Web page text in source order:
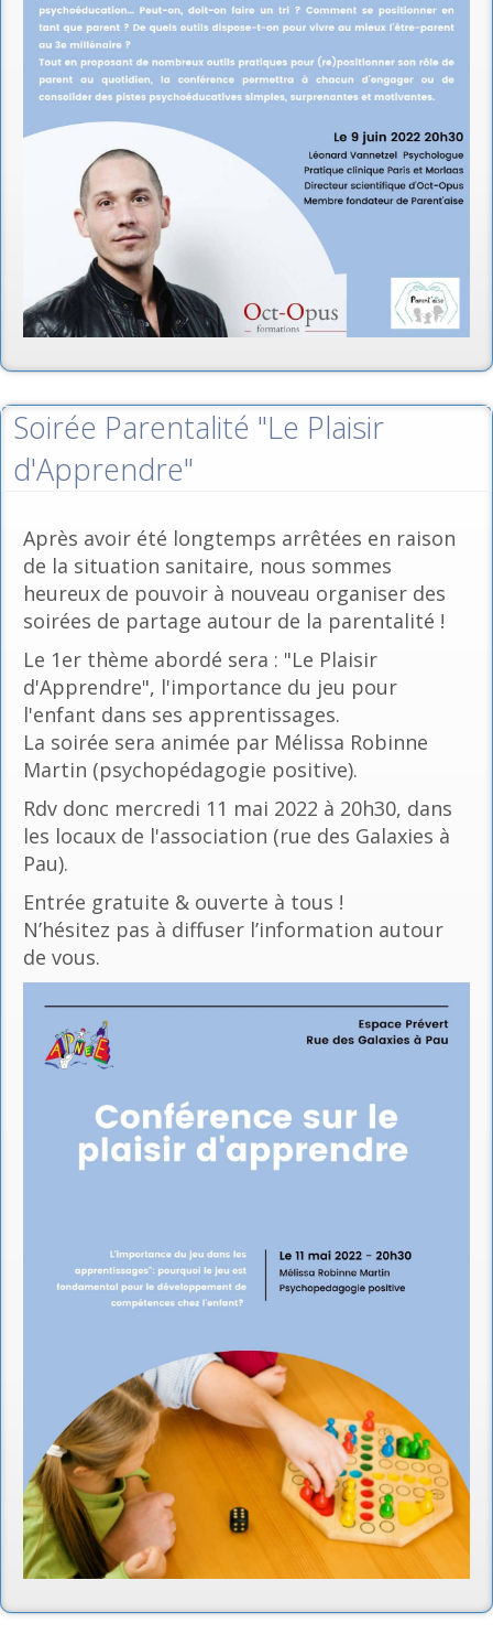
Soirée Parentalité "Le Plaisir
d'Apprendre"
Après avoir été longtemps arrêtées en raison
de la situation sanitaire, nous sommes
heureux de pouvoir à nouveau organiser des
soirées de partage autour de la parentalité !
Le 1er thème abordé sera : "Le Plaisir
d'Apprendre", l'importance du jeu pour
l'enfant dans ses apprentissages.
La soirée sera animée par Mélissa Robinne
Martin (psychopédagogie positive).
Rdv donc mercredi 11 mai 2022 à 20h30, dans
les locaux de l'association (rue des Galaxies à
Pau).
Entrée gratuite & ouverte à tous !
N’hésitez pas à diffuser l’information autour
de vous.